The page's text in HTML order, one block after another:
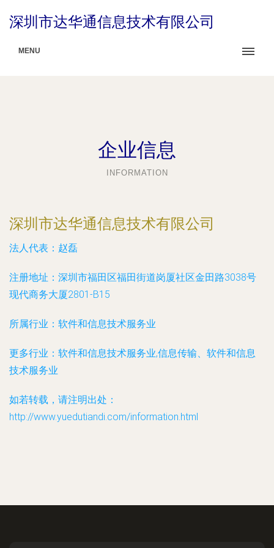
深圳市达华通信息技术有限公司
MENU
企业信息
INFORMATION
深圳市达华通信息技术有限公司
法人代表： 赵磊
注册地址： 深圳市福田区福田街道岗厦社区金田路3038号
现代商务大厦2801-B15
所属行业： 软件和信息技术服务业
更多行业： 软件和信息技术服务业,信息传输、软件和信息
技术服务业
如若转载，请注明出处：
http://www.yuedutiandi.com/information.html